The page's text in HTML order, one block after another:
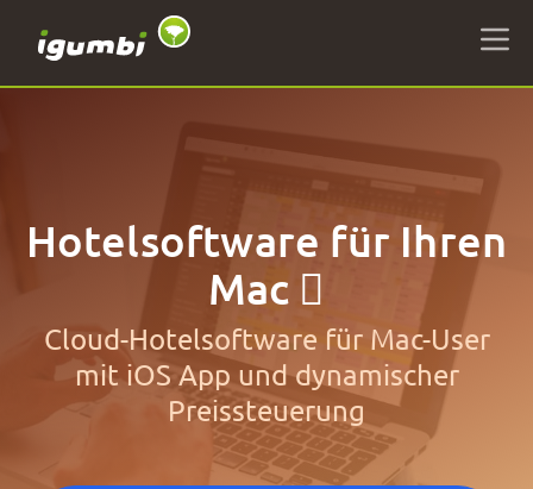
Hotelsoftware für Ihren
Mac 
Cloud-Hotelsoftware für Mac-User
mit iOS App und dynamischer
Preissteuerung